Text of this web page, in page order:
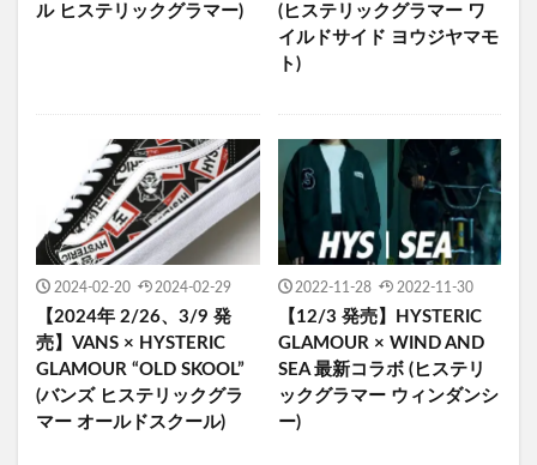
ル ヒステリックグラマー)
(ヒステリックグラマー ワ
イルドサイド ヨウジヤマモ
ト)
2024-02-20 2024-02-29
【2024年 2/26、3/9 発
売】VANS × HYSTERIC
GLAMOUR “OLD SKOOL”
(バンズ ヒステリックグラ
マー オールドスクール)
2022-11-28 2022-11-30
【12/3 発売】HYSTERIC
GLAMOUR × WIND AND
SEA 最新コラボ (ヒステリ
ックグラマー ウィンダンシ
ー)